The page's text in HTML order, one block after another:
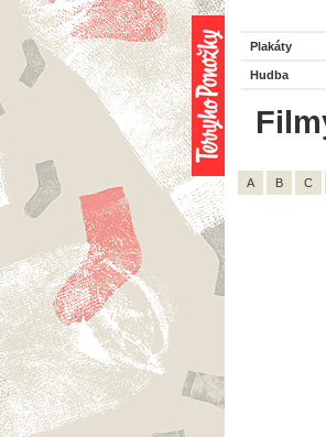
Plakáty
Hudba
A B C